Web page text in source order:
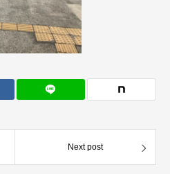
Next post